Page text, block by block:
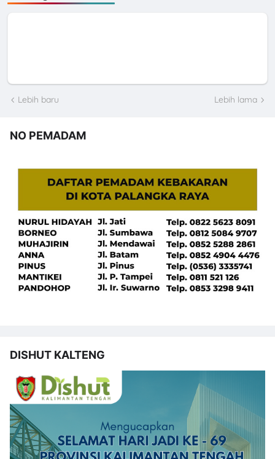
Lebih baru Lebih lama
NO PEMADAM
DISHUT KALTENG